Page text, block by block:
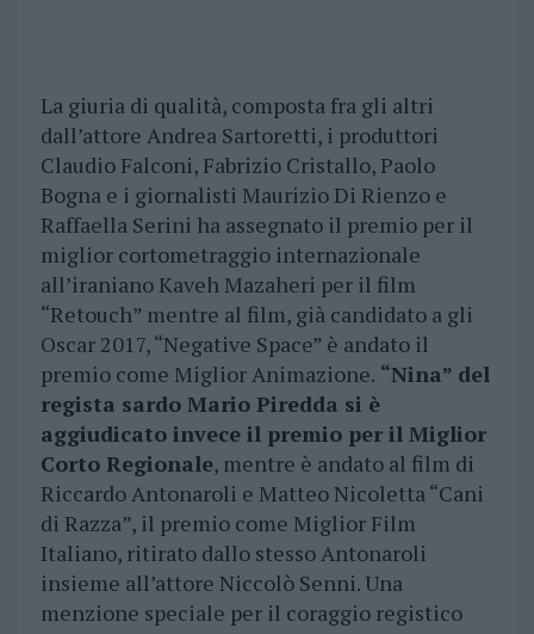
La giuria di qualità, composta fra gli altri
dall’attore Andrea Sartoretti, i produttori
Claudio Falconi, Fabrizio Cristallo, Paolo
Bogna e i giornalisti Maurizio Di Rienzo e
Raffaella Serini ha assegnato il premio per il
miglior cortometraggio internazionale
all’iraniano Kaveh Mazaheri per il film
“Retouch” mentre al film, già candidato a gli
Oscar 2017, “Negative Space” è andato il
premio come Miglior Animazione. “Nina” del
regista sardo Mario Piredda si è
aggiudicato invece il premio per il Miglior
Corto Regionale, mentre è andato al film di
Riccardo Antonaroli e Matteo Nicoletta “Cani
di Razza”, il premio come Miglior Film
Italiano, ritirato dallo stesso Antonaroli
insieme all’attore Niccolò Senni. Una
menzione speciale per il coraggio registico